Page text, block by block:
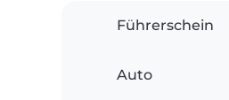
Führerschein
Auto